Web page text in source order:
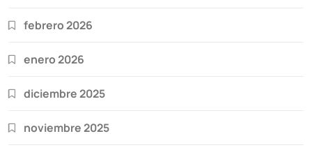
febrero 2026
enero 2026
diciembre 2025
noviembre 2025